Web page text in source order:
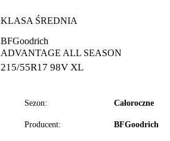
KLASA ŚREDNIA
BFGoodrich
ADVANTAGE ALL SEASON
215/55R17 98V XL
Sezon: Całoroczne
Producent: BFGoodrich